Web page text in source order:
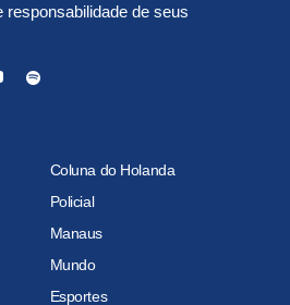
de seus
Coluna do Holanda
Policial
Manaus
Mundo
Esportes